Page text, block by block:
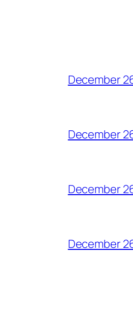
December
December
December
December